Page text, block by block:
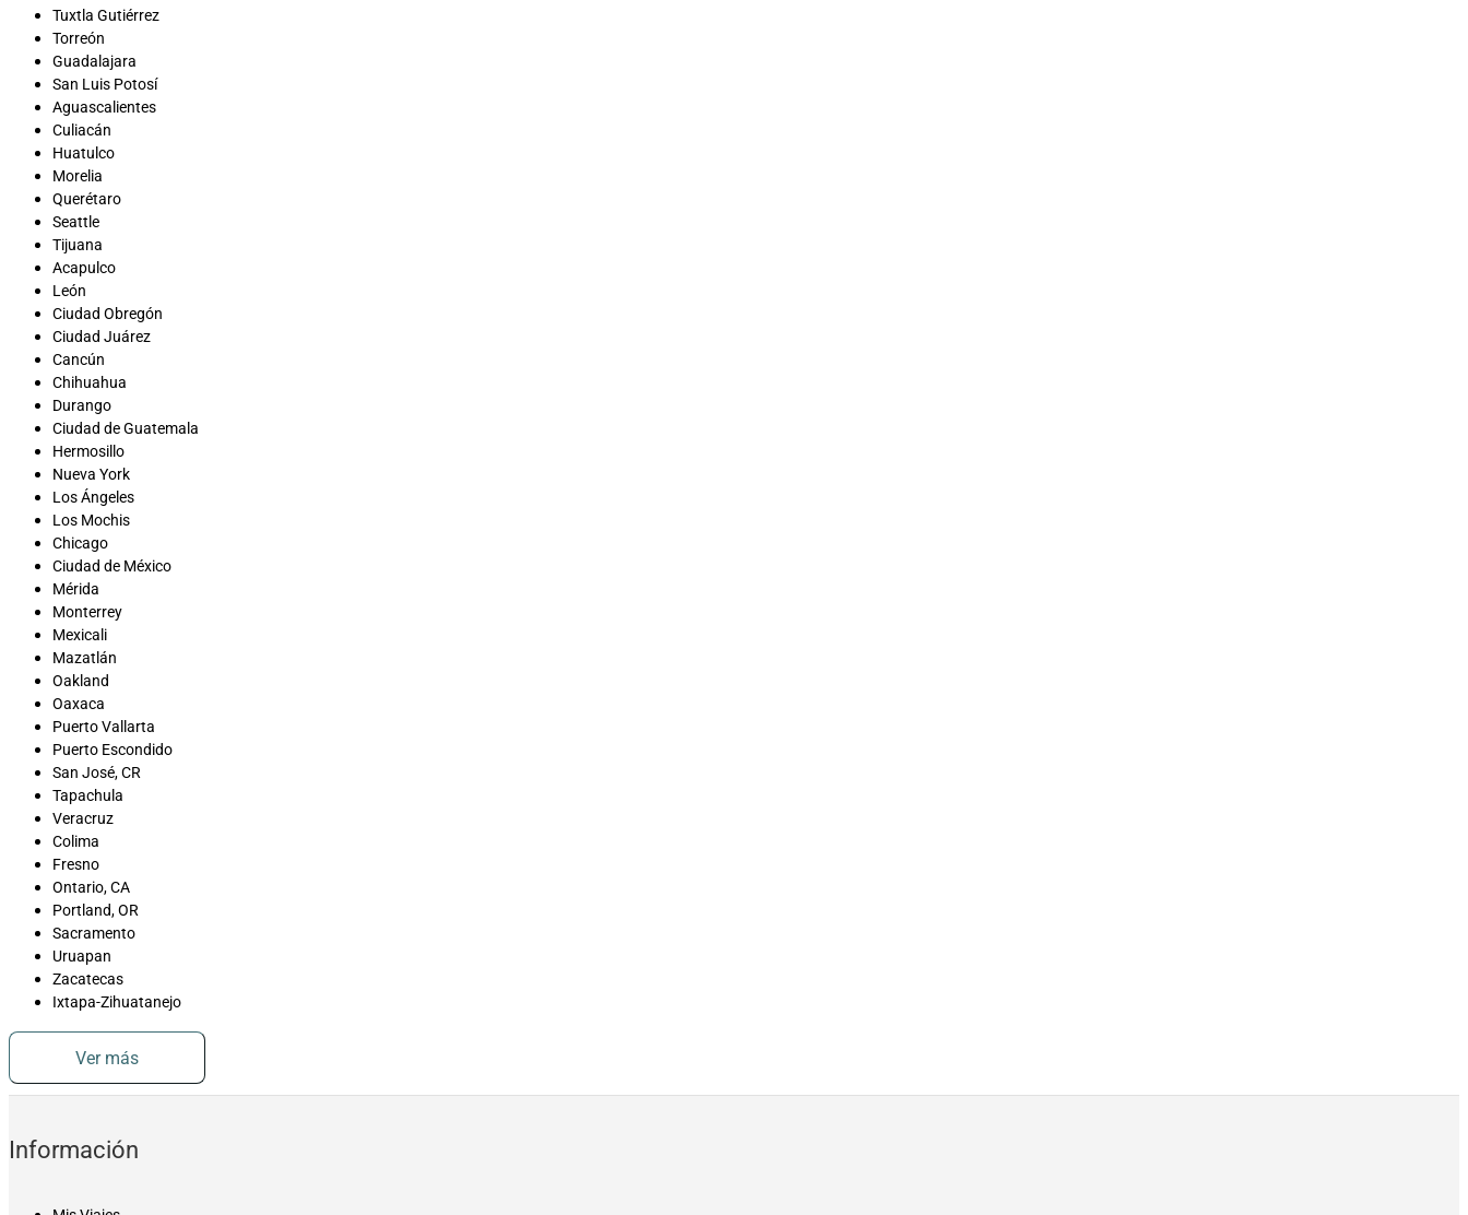
Tuxtla Gutiérrez
Torreón
Guadalajara
San Luis Potosí
Aguascalientes
Culiacán
Huatulco
Morelia
Querétaro
Seattle
Tijuana
Acapulco
León
Ciudad Obregón
Ciudad Juárez
Cancún
Chihuahua
Durango
Ciudad de Guatemala
Hermosillo
Nueva York
Los Ángeles
Los Mochis
Chicago
Ciudad de México
Mérida
Monterrey
Mexicali
Mazatlán
Oakland
Oaxaca
Puerto Vallarta
Puerto Escondido
San José, CR
Tapachula
Veracruz
Colima
Fresno
Ontario, CA
Portland, OR
Sacramento
Uruapan
Zacatecas
Ixtapa-Zihuatanejo
Ver más
Información